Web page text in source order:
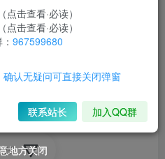
看我的权限
评分地方关闭
地方关闭
地方关闭
击查看·必读）
击查看·必读）
967599680
认无疑问可直接关闭弹窗
联系站长 加入QQ群